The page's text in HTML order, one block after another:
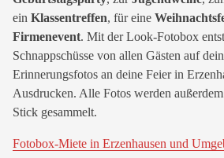
ein Klassentreffen, für eine
Firmenevent. Mit der Look-Fotobox
Schnappschüsse von allen Gästen auf
Erinnerungsfotos an deine Feier in
Ausdrucken. Alle Fotos werden
Stick gesammelt.
Fotobox-Miete in Erzenhausen und